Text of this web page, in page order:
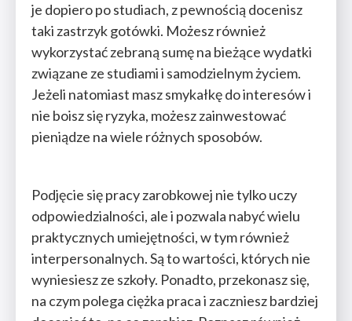
je dopiero po studiach, z pewnością docenisz
taki zastrzyk gotówki. Możesz również
wykorzystać zebraną sumę na bieżące wydatki
związane ze studiami i samodzielnym życiem.
Jeżeli natomiast masz smykałkę do interesów i
nie boisz się ryzyka, możesz zainwestować
pieniądze na wiele różnych sposobów.
Podjęcie się pracy zarobkowej nie tylko uczy
odpowiedzialności, ale i pozwala nabyć wielu
praktycznych umiejętności, w tym również
interpersonalnych. Są to wartości, których nie
wyniesiesz ze szkoły. Ponadto, przekonasz się,
na czym polega ciężka praca i zaczniesz bardziej